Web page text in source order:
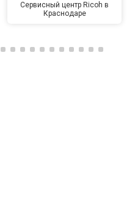
Сервисный центр Ricoh в
Краснодаре